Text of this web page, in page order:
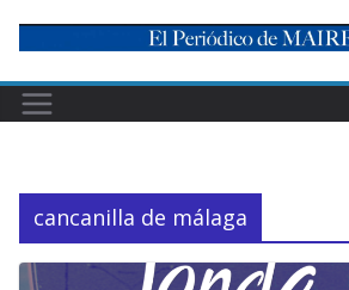
content
cancanilla de málaga